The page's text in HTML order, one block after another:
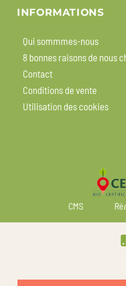
INFORMATIONS
Qui sommmes-nous
8 bonnes raisons de nous
Contact
Conditions de vente
Utilisation des cookies
CMS